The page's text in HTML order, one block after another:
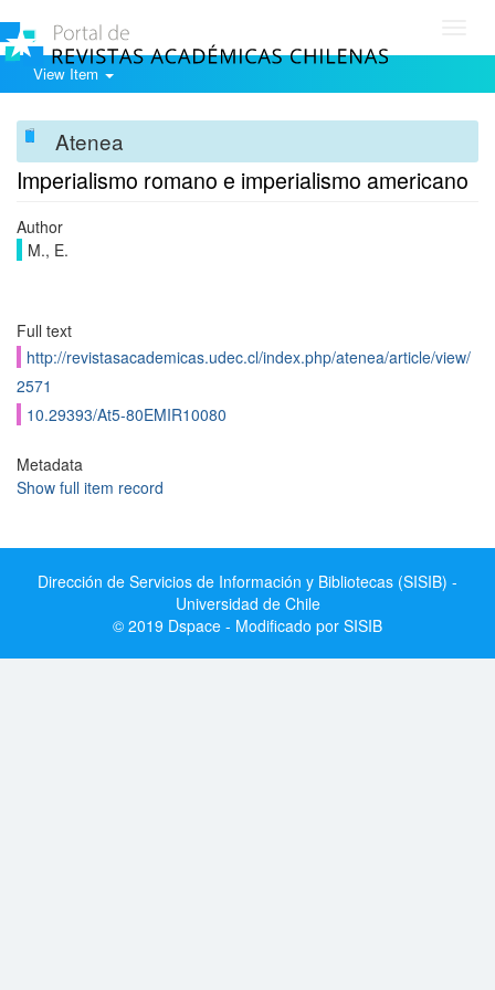
View Item
Atenea
Imperialismo romano e imperialismo americano
Author
M., E.
Full text
http://revistasacademicas.udec.cl/index.php/atenea/article/view/
2571
10.29393/At5-80EMIR10080
Metadata
Show full item record
Dirección de Servicios de Información y Bibliotecas (SISIB) -
Universidad de Chile
© 2019 Dspace - Modificado por SISIB